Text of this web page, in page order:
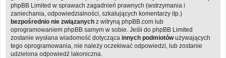
phpBB Limited w sprawach zagadnień prawnych (wstrzymania i
zaniechania, odpowiedzialności, szkalujących komentarzy itp.)
bezpośrednio nie związanych z witryną phpBB.com lub
oprogramowaniem phpBB samym w sobie. Jeśli do phpBB Limited
zostanie wysłana wiadomość dotycząca innych podmiotówużywających
tego oprogramowania, nie należy oczekiwać odpowiedzi, lub zostanie
udzielona odpowiedź lakoniczna.